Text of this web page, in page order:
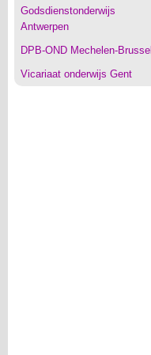
Godsdienstonderwijs
Antwerpen
DPB-OND Mechelen-Brussel
Vicariaat onderwijs Gent